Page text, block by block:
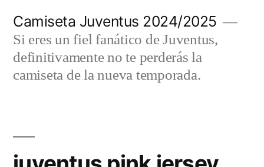
contenido
Camiseta Juventus 2024/2025
Si eres un fiel fanático de Juventus,
definitivamente no te perderás la
camiseta de la nueva temporada.